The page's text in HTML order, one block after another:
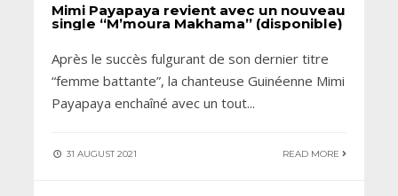
Mimi Payapaya revient avec un nouveau
single “M’moura Makhama” (disponible)
Après le succès fulgurant de son dernier titre
“femme battante”, la chanteuse Guinéenne Mimi
Payapaya enchaîné avec un tout...
31 AUGUST 2021 READ MORE